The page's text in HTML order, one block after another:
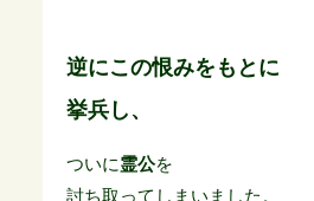
逆にこの恨みをもとに
挙兵し、
ついに霊公を
討ち取ってしまいました。